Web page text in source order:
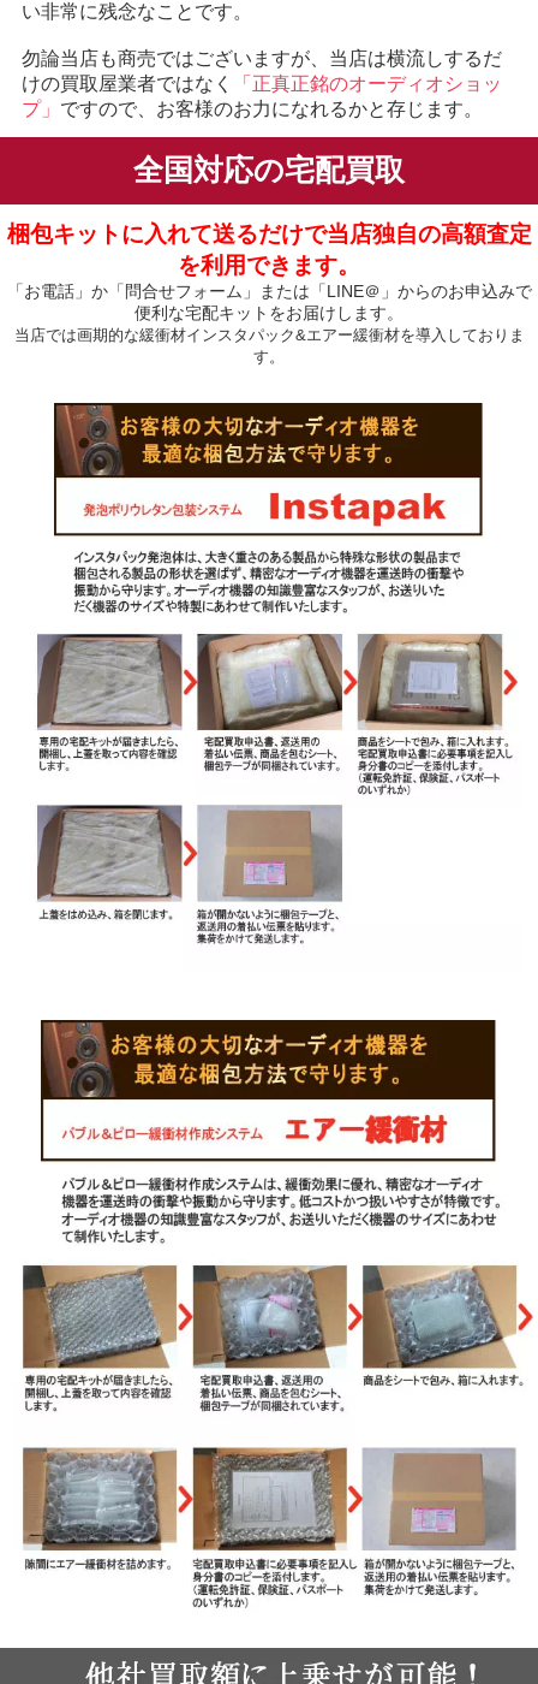
い非常に残念なことです。
勿論当店も商売ではございますが、当店は横流しするだ
けの買取屋業者ではなく
「正真正銘のオーディオショッ
プ」 ですので、お客様のお力になれるかと存じます。
全国対応の宅配買取
梱包キットに入れて送るだけで当店独自の高額査定
を利用できます。
「お電話」か「問合せフォーム」または「LINE＠」からのお申込みで
便利な宅配キットをお届けします。
当店では画期的な緩衝材インスタパック&エアー緩衝材を導入しておりま
す。